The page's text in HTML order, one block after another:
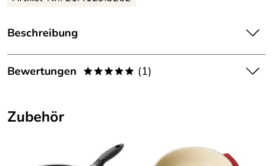
Beschreibung
SilitGewürzstreuer Set Storio, 3-teilig. Das Streuer Set
zum Aufbewahren von Gewürzen.
verschiedenen Streuern zusammen mit unterschiedlichen
Streubildern: fein, grob und universal. Damit die Gewürze
Durch den Glaskörper der Gewürzstreuer sind Inhalt und
Menge immer leicht zu erkennen.
Bewertungen ***** (1)
Zubehör